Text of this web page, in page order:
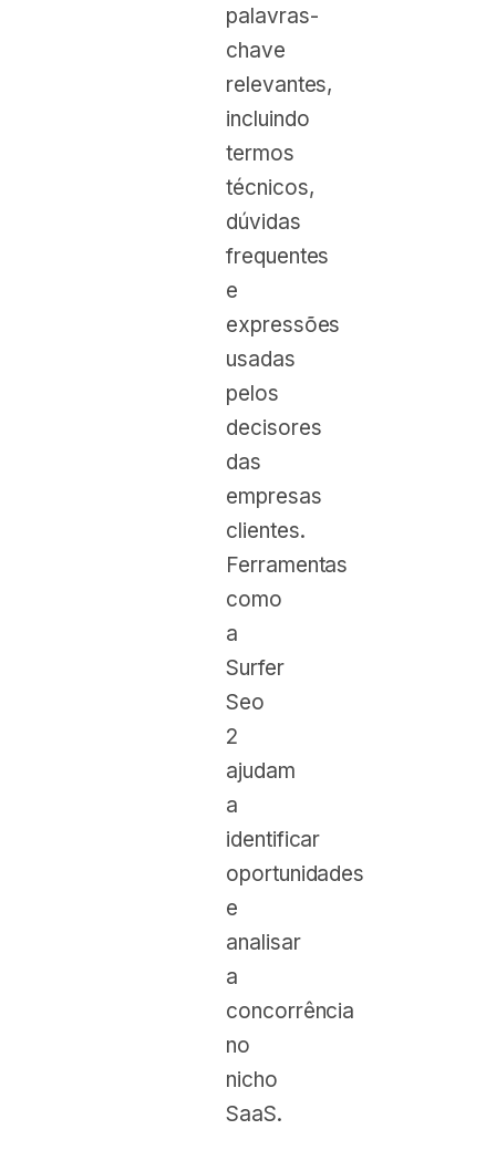
palavras-
chave
relevantes,
incluindo
termos
técnicos,
dúvidas
frequentes
e
expressões
usadas
pelos
decisores
das
empresas
clientes.
Ferramentas
como
a
Surfer
Seo
2
ajudam
a
identificar
oportunidades
e
analisar
a
concorrência
no
nicho
SaaS.